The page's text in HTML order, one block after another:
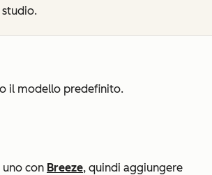
il modello predefinito.
con Breeze, quindi aggiungere